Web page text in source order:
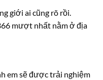
giới ai cũng rõ rồi.
mượt nhất nằm ở địa
em sẽ được trải nghiệm